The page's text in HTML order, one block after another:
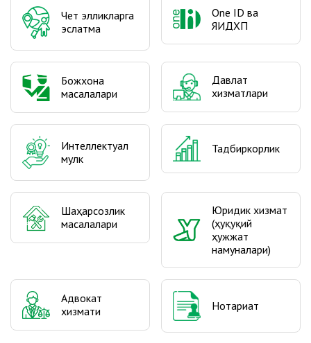
Чет элликларга
эслатма
One ID ва
ЯИДХП
Божхона
масалалари
Давлат
хизматлари
Интеллектуал
мулк
Тадбиркорлик
Шаҳарсозлик
масалалари
Юридик хизмат
(ҳуқуқий
ҳужжат
намуналари)
Адвокат
хизмати
Нотариат